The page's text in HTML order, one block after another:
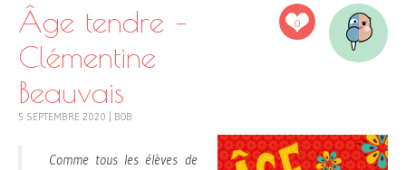
0
Âge tendre –
Clémentine
Beauvais
5 SEPTEMBRE 2020 BOB
Comme tous les élèves de